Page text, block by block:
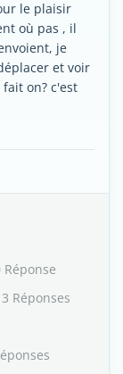
le plaisir
où pas , il
je
et voir
on? c'est
Réponse
Réponses